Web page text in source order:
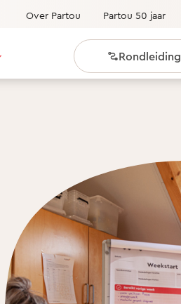
Over Partou Partou 50 jaar
Rondleiding